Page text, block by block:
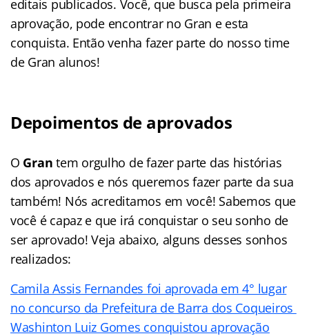
editais publicados. Você, que busca pela primeira
aprovação, pode encontrar no Gran e esta
conquista. Então venha fazer parte do nosso time
de Gran alunos!
Depoimentos de aprovados
O Gran tem orgulho de fazer parte das histórias
dos aprovados e nós queremos fazer parte da sua
também! Nós acreditamos em você! Sabemos que
você é capaz e que irá conquistar o seu sonho de
ser aprovado! Veja abaixo, alguns desses sonhos
realizados:
Camila Assis Fernandes foi aprovada em 4° lugar
no concurso da Prefeitura de Barra dos Coqueiros
Washinton Luiz Gomes conquistou aprovação